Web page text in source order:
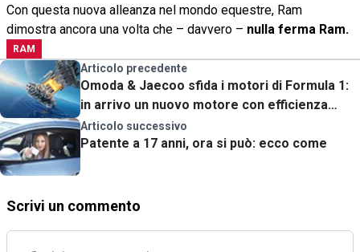
Con questa nuova alleanza nel mondo equestre, Ram
dimostra ancora una volta che – davvero – nulla ferma Ram.
RAM
Articolo precedente
Omoda & Jaecoo sfida i motori di Formula 1:
in arrivo un nuovo motore con efficienza
termica record
Articolo successivo
Patente a 17 anni, ora si può: ecco come
Scrivi un commento